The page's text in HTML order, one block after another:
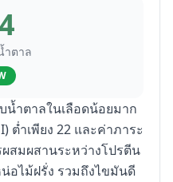
ำตาล
น้ำตาลในเลือดน้อยมาก
ต่ำเพียง 22 และค่าภาระ
ผสมผสานระหว่างโปรตีน
อไม้ฝรั่ง รวมถึงไขมันดี